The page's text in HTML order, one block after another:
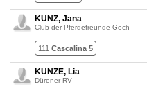
KUNZ, Jana
Club der Pferdefreunde Goch
111 Cascalina 5
KUNZE, Lia
Dürener RV